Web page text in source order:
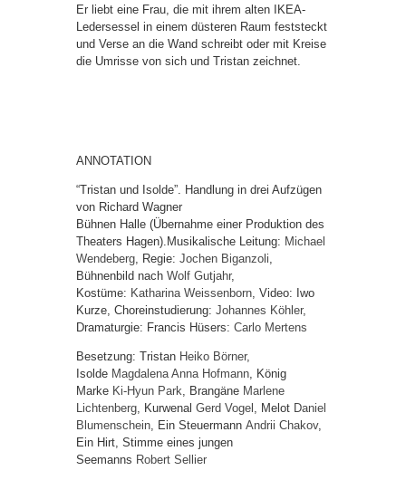
Er liebt eine Frau, die mit ihrem alten IKEA-
Ledersessel in einem düsteren Raum feststeckt
und Verse an die Wand schreibt oder mit Kreise
die Umrisse von sich und Tristan zeichnet.
ANNOTATION
“Tristan und Isolde”. Handlung in drei Aufzügen
von Richard Wagner
Bühnen Halle (Übernahme einer Produktion des
Theaters Hagen).Musikalische Leitung: Michael
Wendeberg , Regie: Jochen Biganzoli
Bühnenbild nach Wolf Gutjahr,
Kostüme: Katharina Weissenborn , Video: Iwo
Kurze, Choreinstudierung: Johannes Köhler,
Dramaturgie: Francis Hüsers: Carlo Mertens
Besetzung: Tristan Heiko Börner,
Isolde Magdalena Anna Hofmann , König
Marke Ki-Hyun Park , Brangäne Marlene
Lichtenberg , Kurwenal Gerd Vogel , Melot Daniel
Blumenschein , Ein Steuermann Andrii Chakov,
Ein Hirt, Stimme eines jungen
Seemanns Robert Sellier